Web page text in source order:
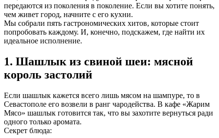
передаются из поколения в поколение. Если вы хотите понять,
чем живет город, начните с его кухни.
Мы собрали пять гастрономических хитов, которые стоит
попробовать каждому. И, конечно, подскажем, где найти их
идеальное исполнение.
1. Шашлык из свиной шеи: мясной
король застолий
Если шашлык кажется всего лишь мясом на шампуре, то в
Севастополе его возвели в ранг чародейства. В кафе «Жарим
Мясо» шашлык готовится так, что вы захотите вернуться ради
одного только аромата.
Секрет блюда: